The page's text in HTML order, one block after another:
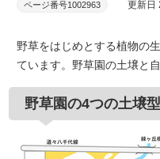
ページ番号1002963 更新日
野草をはじめとする植物の
ています。野草園の土壌と
野草園の4つの土壌型